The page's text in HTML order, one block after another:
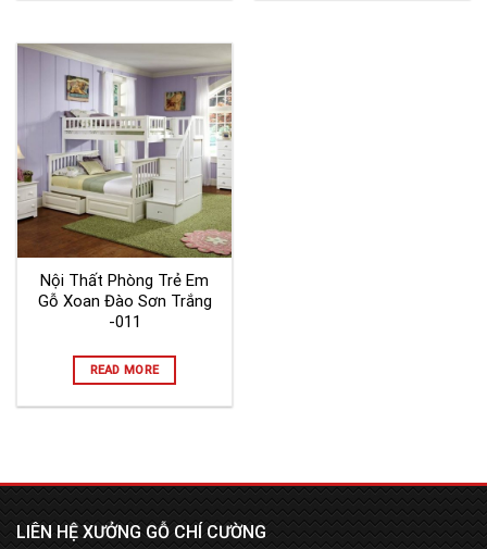
Nội Thất Phòng Trẻ Em
Gỗ Xoan Đào Sơn Trắng
-011
READ MORE
LIÊN HỆ XƯỞNG GỖ CHÍ CƯỜNG